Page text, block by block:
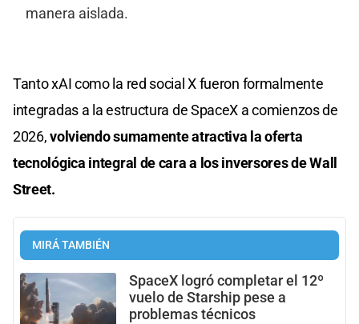
manera aislada.
Tanto xAI como la red social X fueron formalmente
integradas a la estructura de SpaceX a comienzos de
2026,volviendo sumamente atractiva la oferta
tecnológica integral de cara a los inversores de Wall
Street.
MIRÁ TAMBIÉN
SpaceX logró completar el 12º
vuelo de Starship pese a
problemas técnicos